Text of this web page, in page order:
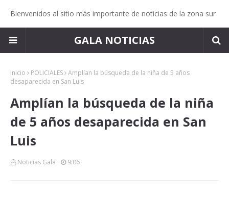
Bienvenidos al sitio más importante de noticias de la zona sur
GALA NOTICIAS
Inicio POLICIALES Amplían la búsqueda de la niña de 5 años
desaparecida en San Luis
Amplían la búsqueda de la niña
de 5 años desaparecida en San
Luis
Noticias Gala 9:06